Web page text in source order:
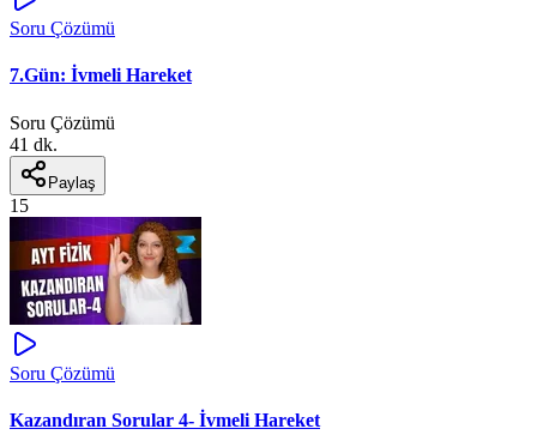
Soru Çözümü
7.Gün: İvmeli Hareket
Soru Çözümü
41 dk.
Paylaş
15
Soru Çözümü
Kazandıran Sorular 4- İvmeli Hareket